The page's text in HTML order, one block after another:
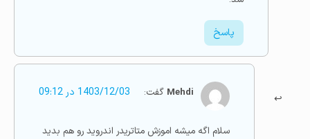
پاسخ
Mehdi گفت: 1403/12/03 در 09:12
سلام اگه میشه اموزش متاتریدر اندروید رو هم بدید